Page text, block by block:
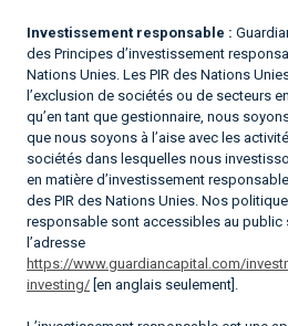
Investissement responsable :
des Principes d’investissement
Nations Unies. Les PIR des Nations
l’exclusion de sociétés ou de secteurs
qu’en tant que gestionnaire, nous
que nous soyons à l’aise avec les
sociétés dans lesquelles nous
en matière d’investissement
des PIR des Nations Unies. Nos
responsable sont accessibles au public
l’adresse
https://www.guardiancapital.com/
investing/ [en anglais seulement].